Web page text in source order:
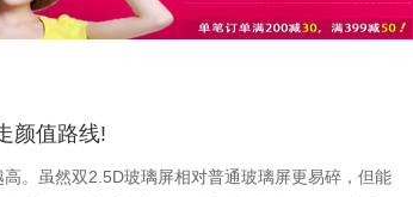
颜值路线!
。虽然双2.5D玻璃屏相对普通玻璃屏更易碎，但能